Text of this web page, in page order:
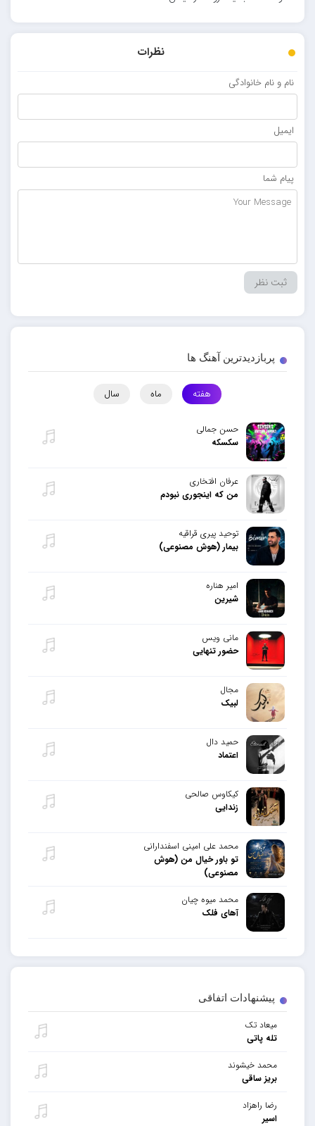
پیشنهادات اتفاقی
میعاد تک
تله پاتی
محمد خیشوند
بریز ساقی
رضا راهزاد
اسیر
نظرات
نام و نام خانوادگی
ایمیل
پیام شما
پربازدیدترین آهنگ ها
هفته ماه سال
حسن جمالی
سکسکه
عرفان افتخاری
من که اینجوری نبودم
توحید پیری قراقیه
بیمار (هوش مصنوعی)
امیر هناره
شیرین
مانی ویس
حضور تنهایی
مجال
لبیک
حمید دال
اعتماد
کیکاوس صالحی
زندایی
محمد علی امینی اسفندارانی
تو باور خیال من (هوش
مصنوعی)
محمد میوه چیان
آهای فلک